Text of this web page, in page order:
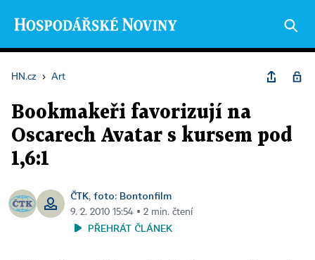
HN.cz › Art
Bookmakeři favorizují na
Oscarech Avatar s kursem pod
1,6:1
ČTK, foto: Bontonfilm
9. 2. 2010 15:54 ▪ 2 min. čtení
PŘEHRÁT ČLÁNEK